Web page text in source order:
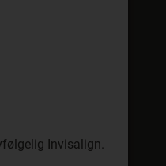
Invisalign.